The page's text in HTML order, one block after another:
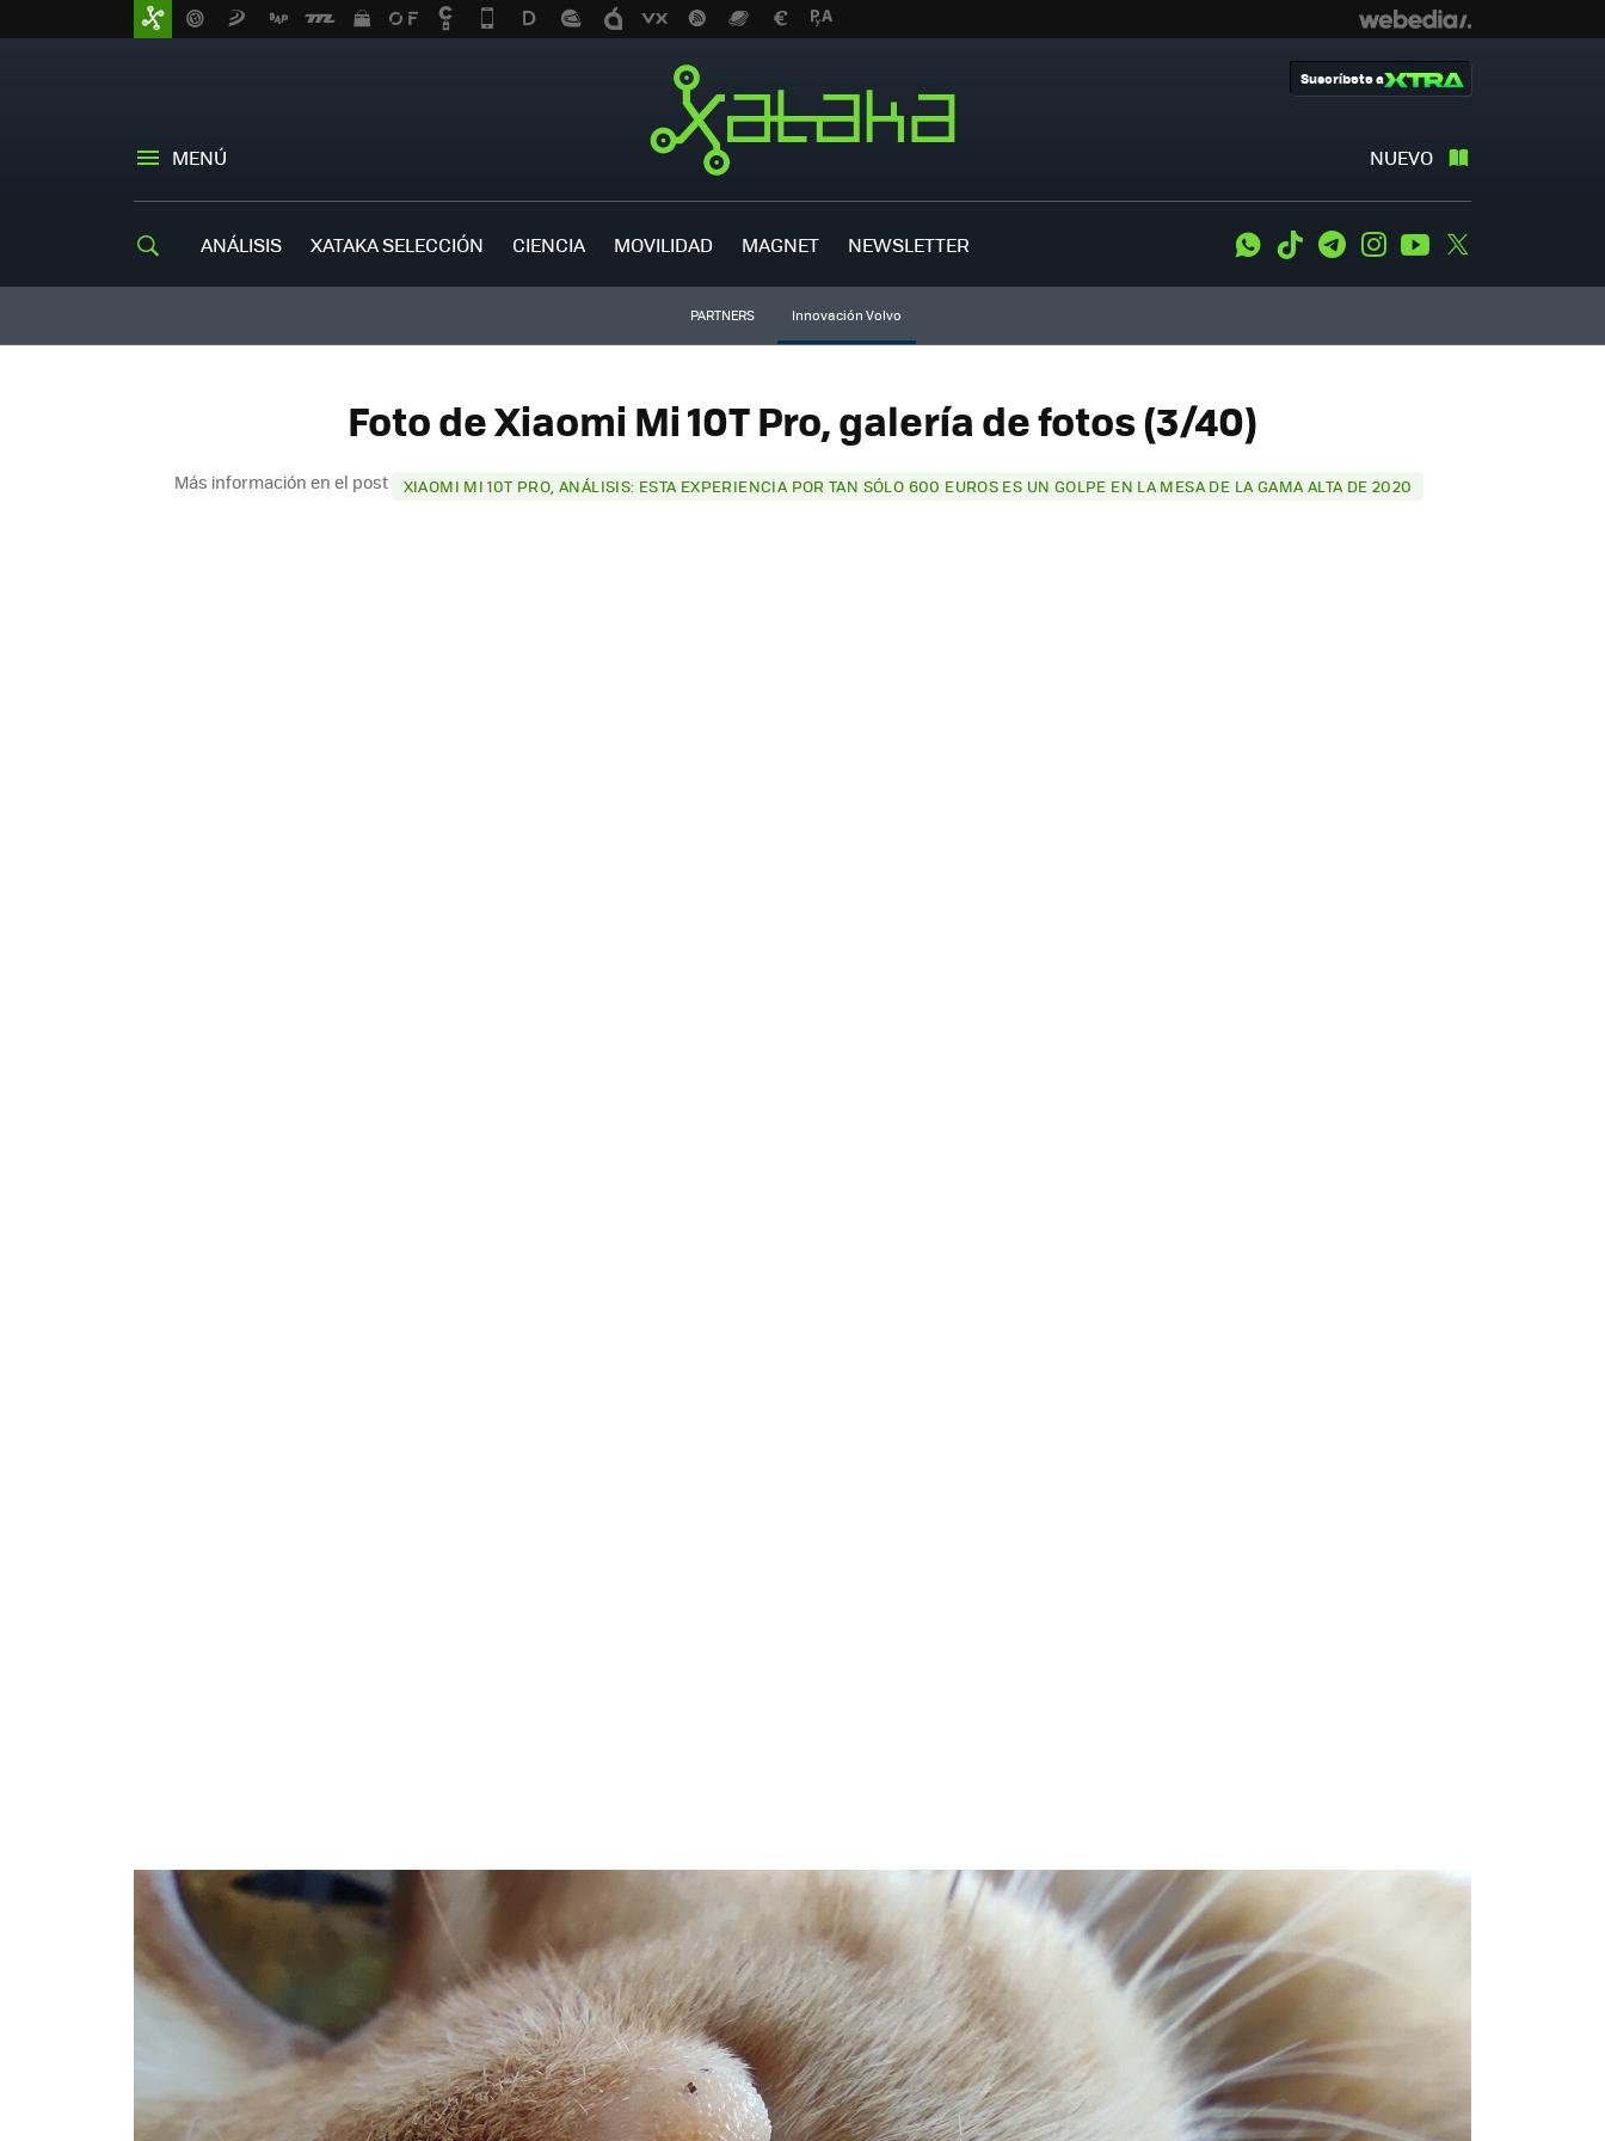
MENÚ NUEVO
Suscríbete a
ANÁLISIS XATAKA SELECCIÓN CIENCIA MOVILIDAD MAGNET NEWSLETTER WhatsApp
Tiktok TelegramInstagramYoutube
PARTNERS Innovación Volvo
Foto de Xiaomi Mi 10T Pro, galería de fotos (3/40)
Más información en el post XIAOMI MI 10T PRO, ANÁLISIS: ESTA EXPERIENCIA POR TAN SÓLO 600 EUROS ES UN GOLPE EN LA MESA DE LA GAMA ALTA DE 2020